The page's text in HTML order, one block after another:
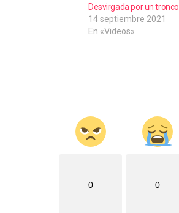
Desvirgada por un tronco
14 septiembre 2021
En «Videos»
0 0